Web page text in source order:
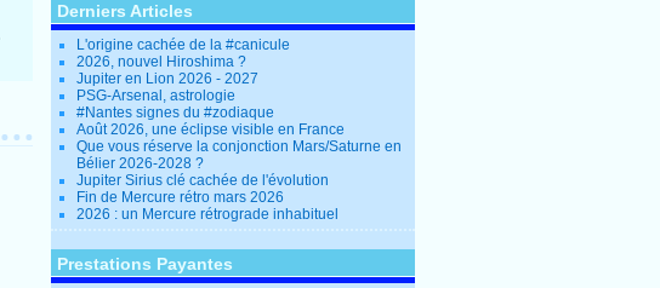
Derniers Articles
L'origine cachée de la #canicule
2026, nouvel Hiroshima ?
Jupiter en Lion 2026 - 2027
PSG-Arsenal, astrologie
#Nantes signes du #zodiaque
Août 2026, une éclipse visible en France
Que vous réserve la conjonction Mars/Saturne en
Bélier 2026-2028 ?
Jupiter Sirius clé cachée de l'évolution
Fin de Mercure rétro mars 2026
2026 : un Mercure rétrograde inhabituel
Prestations Payantes